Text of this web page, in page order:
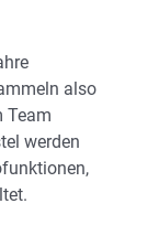
also
Team
werden